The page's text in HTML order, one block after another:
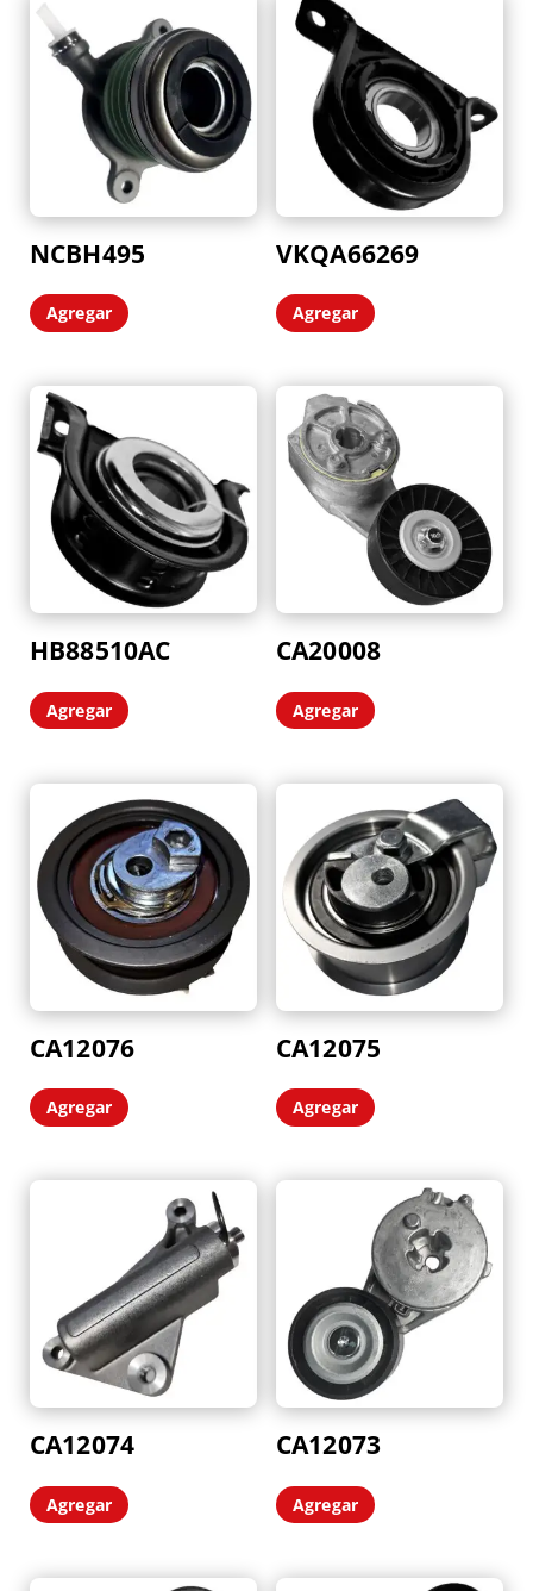
NCBH495
Agregar
VKQA66269
Agregar
HB88510AC
Agregar
CA20008
Agregar
CA12076
Agregar
CA12075
Agregar
CA12074
Agregar
CA12073
Agregar